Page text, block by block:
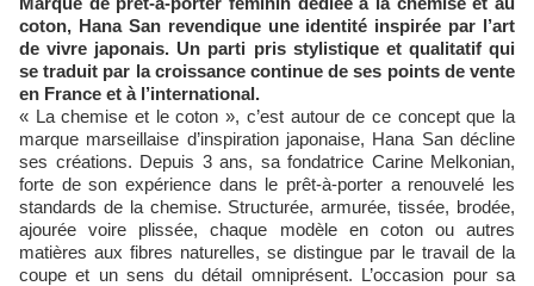
coton, Hana San revendique une identité inspirée par l’art
de vivre japonais. Un parti pris stylistique et qualitatif qui
se traduit par la croissance continue de ses points de vente
en France et à l’international.
« La chemise et le coton », c’est autour de ce concept que la
marque marseillaise d’inspiration japonaise, Hana San décline
ses créations. Depuis 3 ans, sa fondatrice Carine Melkonian,
forte de son expérience dans le prêt-à-porter a renouvelé les
standards de la chemise. Structurée, armurée, tissée, brodée,
ajourée voire plissée, chaque modèle en coton ou autres
matières aux fibres naturelles, se distingue par le travail de la
coupe et un sens du détail omniprésent. L’occasion pour sa